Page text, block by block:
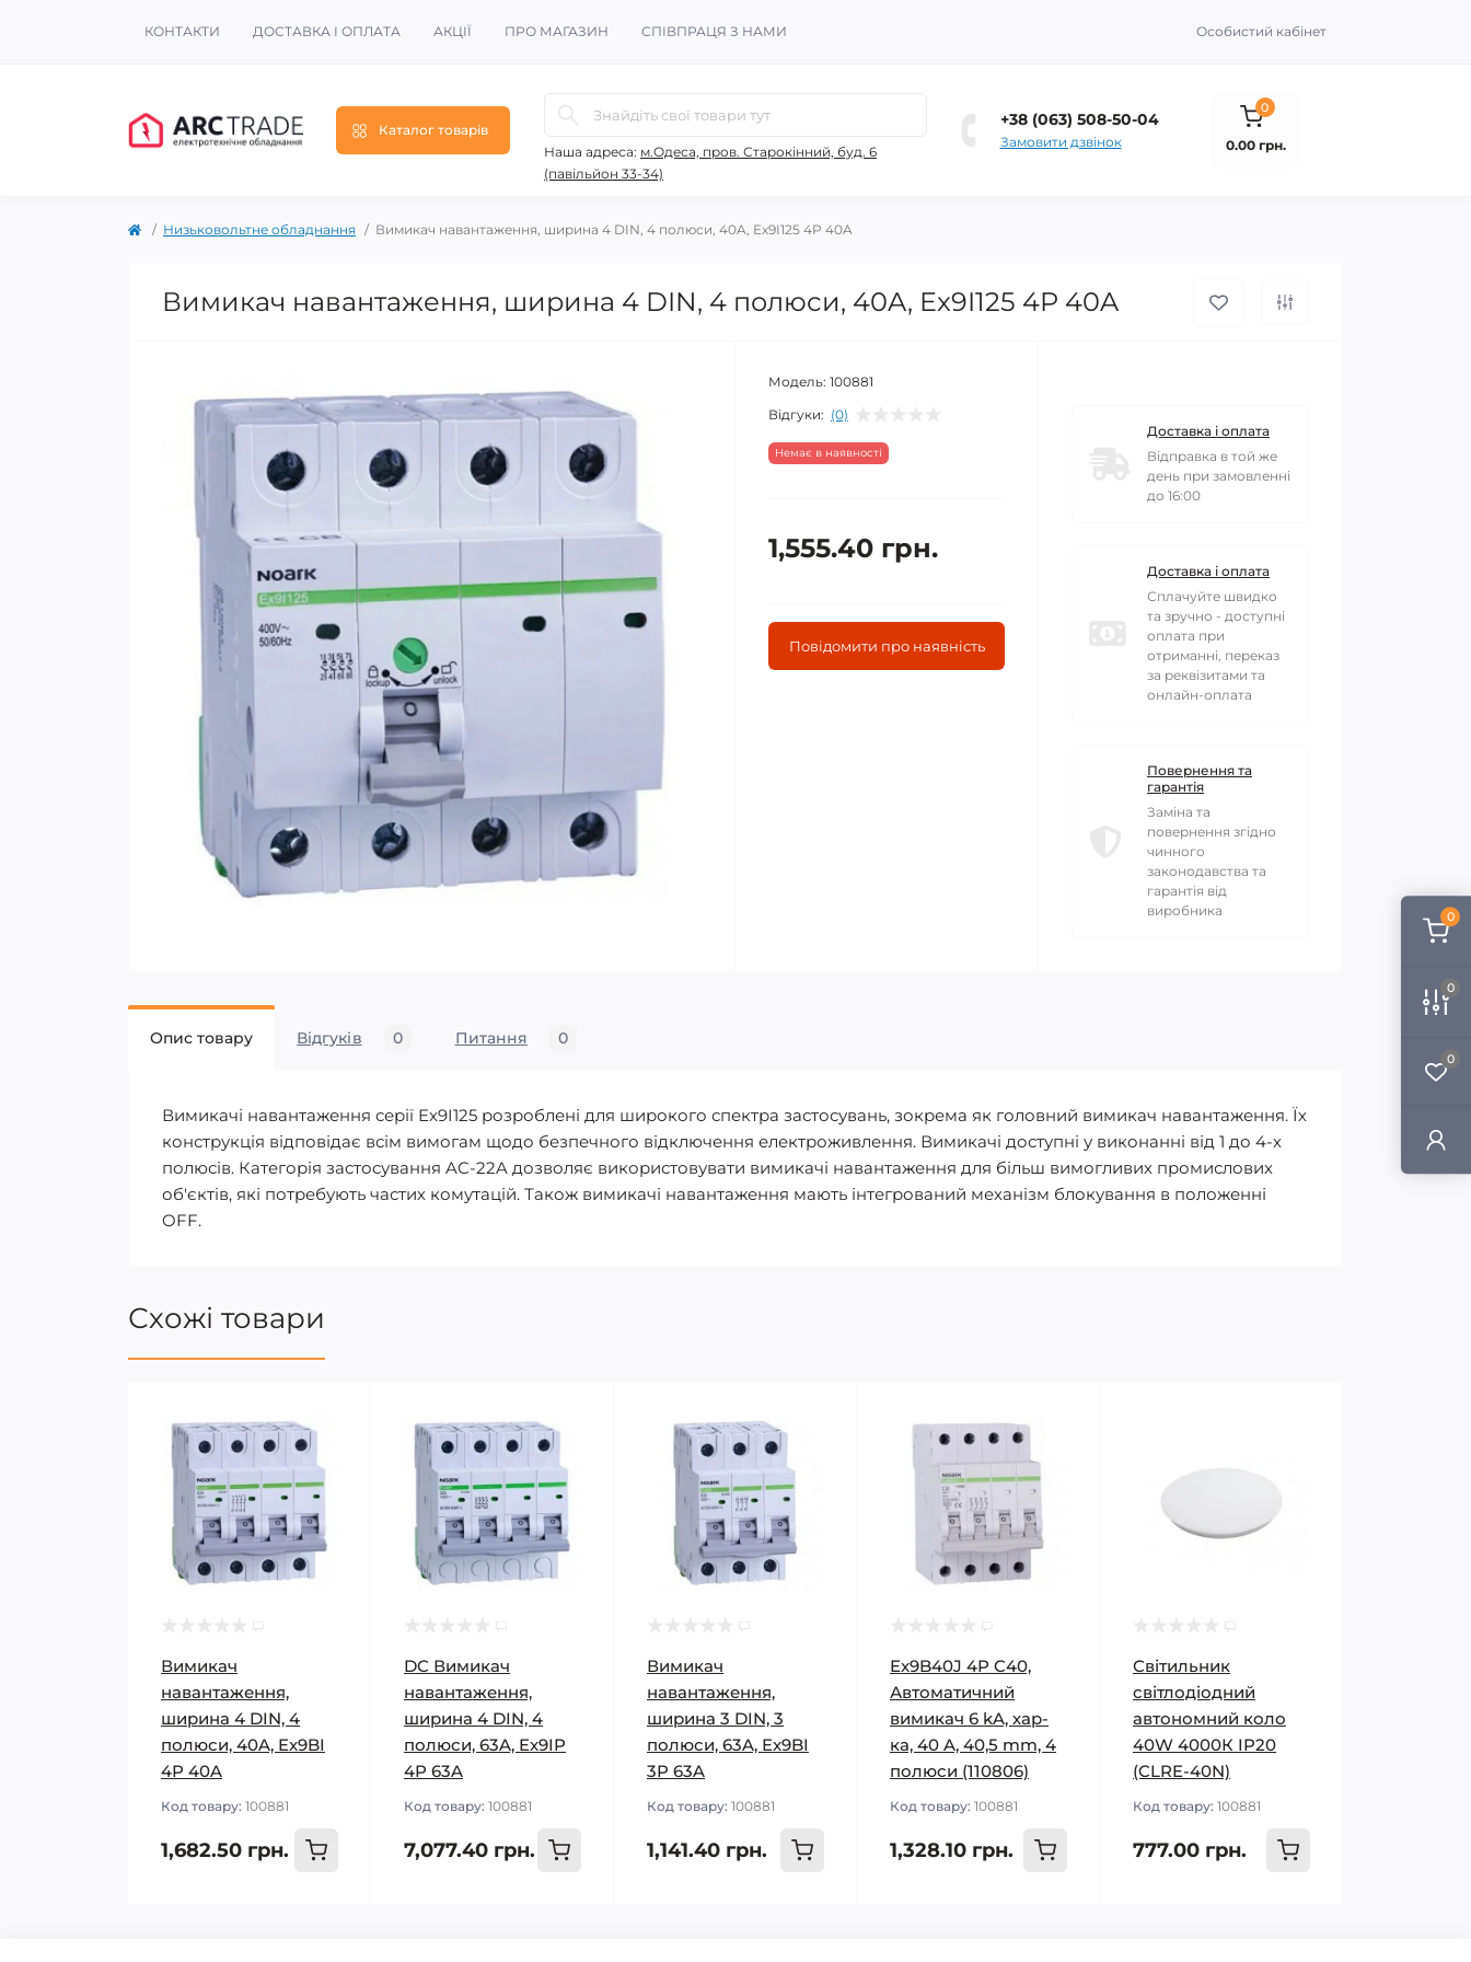
0
0
0
КОНТАКТИ ДОСТАВКА І ОПЛАТА АКЦІЇ ПРО МАГАЗИН СПІВПРАЦЯ З НАМИ Особистий кабінет
Каталог товарів
Наша адреса: м.Одеса, пров. Старокінний, буд. 6
(павільйон 33-34)
+38 (063) 508-50-04
Замовити дзвінок
0
0.00 грн.
Низьковольтне обладнання Вимикач навантаження, ширина 4 DIN, 4 полюси, 40A, Ex9I125 4P 40A
Вимикач навантаження, ширина 4 DIN, 4 полюси, 40A, Ex9I125 4P 40A
Модель: 100881
Відгуки: (0)
Немає в наявності
1,555.40 грн.
Повідомити про наявність
Доставка і оплата
Відправка в той же
день при замовленні
до 16:00
Доставка і оплата
Сплачуйте швидко
та зручно - доступні
оплата при
отриманні, переказ
за реквізитами та
онлайн-оплата
Повернення та
гарантія
Заміна та
повернення згідно
чинного
законодавства та
гарантія від
виробника
Опис товару Відгуків 0 Питання 0
Вимикачі навантаження серії Ex9I125 розроблені для широкого спектра застосувань, зокрема як головний вимикач навантаження. Їх
конструкція відповідає всім вимогам щодо безпечного відключення електроживлення. Вимикачі доступні у виконанні від 1 до 4-х
полюсів. Категорія застосування AC-22A дозволяє використовувати вимикачі навантаження для більш вимогливих промислових
об'єктів, які потребують частих комутацій. Також вимикачі навантаження мають інтегрований механізм блокування в положенні
OFF.
Схожі товари
Вимикач
навантаження,
ширина 4 DIN, 4
полюси, 40A, Ex9BI
4P 40A
Код товару: 100881
1,682.50 грн.
DC Вимикач
навантаження,
ширина 4 DIN, 4
полюси, 63A, Ex9IP
4P 63A
Код товару: 100881
7,077.40 грн.
Вимикач
навантаження,
ширина 3 DIN, 3
полюси, 63A, Ex9BI
3P 63A
Код товару: 100881
1,141.40 грн.
Ex9B40J 4P C40,
Автоматичний
вимикач 6 kA, хар-
ка, 40 A, 40,5 mm, 4
полюси (110806)
Код товару: 100881
1,328.10 грн.
Світильник
світлодіодний
автономний коло
40W 4000К IP20
(CLRE-40N)
Код товару: 100881
777.00 грн.